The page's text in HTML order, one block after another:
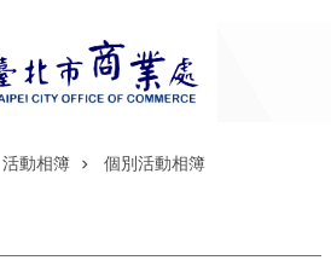
活動相簿
個別活動相簿